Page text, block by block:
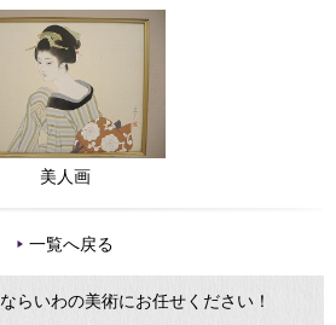
美人画
一覧へ戻る
ならいわの美術にお任せください！